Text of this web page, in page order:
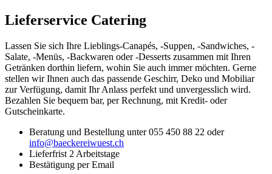
Lieferservice Catering
Lassen Sie sich Ihre Lieblings-Canapés, -Suppen, -Sandwiches, -
Salate, -Menüs, -Backwaren oder -Desserts zusammen mit Ihren
Getränken dorthin liefern, wohin Sie auch immer möchten. Gerne
stellen wir Ihnen auch das passende Geschirr, Deko und Mobiliar
zur Verfügung, damit Ihr Anlass perfekt und unvergesslich wird.
Bezahlen Sie bequem bar, per Rechnung, mit Kredit- oder
Gutscheinkarte.
Beratung und Bestellung unter 055 450 88 22 oder
info@baeckereiwuest.ch
Lieferfrist 2 Arbeitstage
Bestätigung per Email